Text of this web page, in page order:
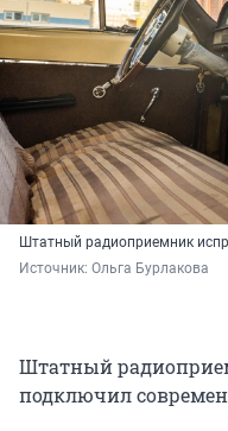
Штатный радиоприемник
Источник: Ольга Бурлакова
Штатный
подключил